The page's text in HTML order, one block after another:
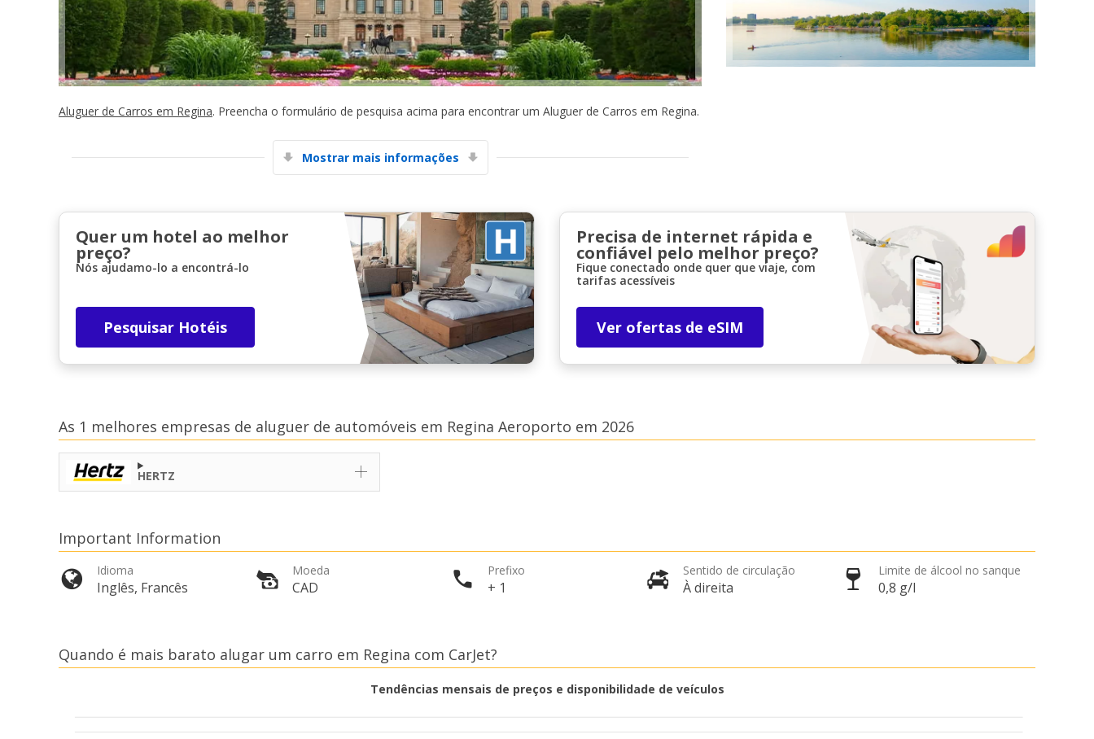
Descontos especiais
Aceda a ofertas exclusivas dos nossos
Iniciar sessão com eLink
Aluguer de Carros em Regina. Preencha o formulário de pesquisa acima para encontrar um Aluguer de Carros em Regina.
Mostrar mais informações
Quer um hotel ao melhor
preço?
Nós ajudamo-lo a encontrá-lo
Pesquisar Hotéis
Precisa de internet rápida e
confiável pelo melhor preço?
Fique conectado onde quer que viaje, com
tarifas acessíveis
Ver ofertas de eSIM
As 1 melhores empresas de aluguer de automóveis em Regina Aeroporto em 2026
HERTZ
Important Information
Idioma
Inglês, Francês
Moeda
CAD
Prefixo
+ 1
Sentido de circulação
À direita
Limite de álcool no sanque
0,8 g/l
Quando é mais barato alugar um carro em Regina com CarJet?
Tendências mensais de preços e disponibilidade de veículos